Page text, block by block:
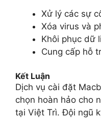
Xử lý các sự
Xóa virus và
Khôi phục dữ
Cung cấp hỗ
Kết Luận
Dịch vụ cài đặt
chọn hoàn hảo cho
tại Việt Trì. Đội ngũ